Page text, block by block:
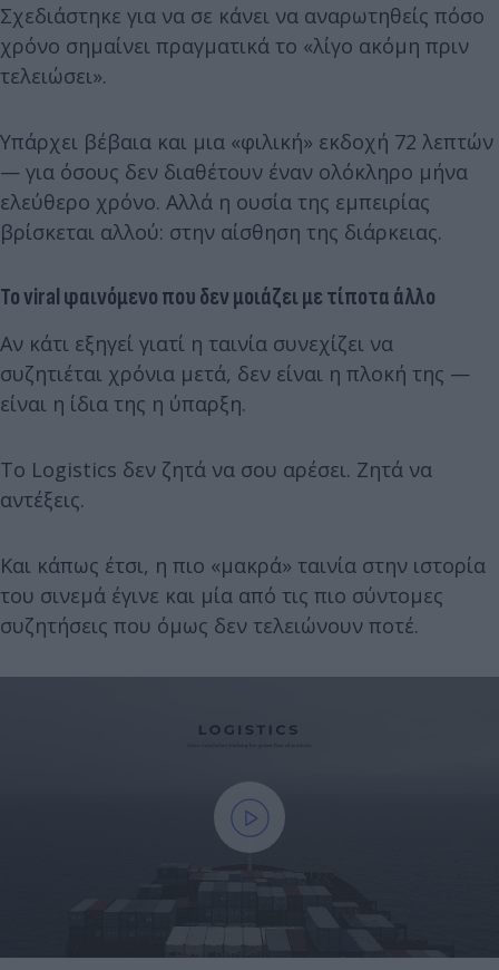
Σχεδιάστηκε για να σε κάνει να αναρωτηθείς πόσο
χρόνο σημαίνει πραγματικά το «λίγο ακόμη πριν
τελειώσει».
Υπάρχει βέβαια και μια «φιλική» εκδοχή 72 λεπτών
— για όσους δεν διαθέτουν έναν ολόκληρο μήνα
ελεύθερο χρόνο. Αλλά η ουσία της εμπειρίας
βρίσκεται αλλού: στην αίσθηση της διάρκειας.
Το viral φαινόμενο που δεν μοιάζει με τίποτα άλλο
Αν κάτι εξηγεί γιατί η ταινία συνεχίζει να
συζητιέται χρόνια μετά, δεν είναι η πλοκή της —
είναι η ίδια της η ύπαρξη.
Το Logistics δεν ζητά να σου αρέσει. Ζητά να
αντέξεις.
Και κάπως έτσι, η πιο «μακρά» ταινία στην ιστορία
του σινεμά έγινε και μία από τις πιο σύντομες
συζητήσεις που όμως δεν τελειώνουν ποτέ.